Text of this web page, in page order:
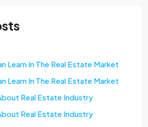
Learn In The Real Estate Market
Learn In The Real Estate Market
Real Estate Industry
Real Estate Industry